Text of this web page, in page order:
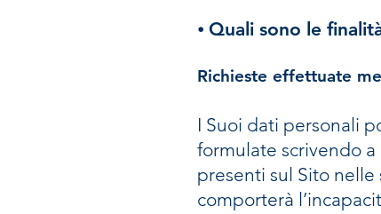
⦁ Quali sono le
Richieste effettuate
I Suoi dati personali
formulate scrivendo
presenti sul Sito
comporterà